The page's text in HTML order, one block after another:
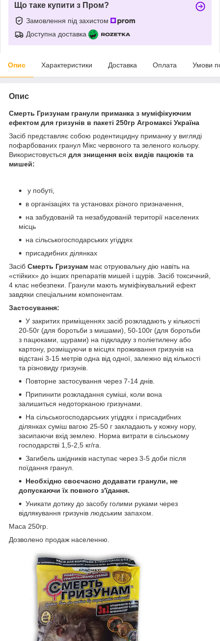
Що таке купити з Пром?
Замовлення під захистом
Доступна доставка
Опис Характеристики Доставка Оплата Умови
Опис
Смерть Гризунам гранули приманка з муміфікуючим
ефектом для гризунів в пакеті 250гр Агромаксі Україна
Засіб представляє собою родентицидну приманку у вигляді
пофарбованих гранул Мікс червоного та зеленого кольору.
Використовується для знищення всіх видів пацюків та
мишей:
у побуті,
в організаціях та установах різного призначення,
на забудованій та незабудованій території населених
місць
на сільськогосподарських угіддях
присадибних ділянках
Засіб Смерть Гризунам має отруювальну дію навіть на
«стійких» до інших препаратів мишей і щурів. Засіб токсичний,
4 клас небезпеки. Гранули мають муміфікувальний ефект
завдяки спеціальним компонентам.
Застосування:
У закритих приміщеннях засіб розкладають у кількості
20-50г (для боротьби з мишами), 50-100г (для боротьби
з пацюками, щурами) на підкладку з поліетилену або
картону, розміщуючи в місцях проживання гризунів на
відстані 3-15 метрів одна від одної, залежно від кількості
та різновиду гризунів.
Повторне застосування через 7-14 днів.
Припинити розкладання суміші, коли вона
залишиться недоторканою гризунами.
На сільськогосподарських угіддях і присадибних
ділянках суміш вагою 25-50 г закладають у кожну нору,
засипаючи вхід землею. Норма витрати в сільському
господарстві 1,5-2,5 кг/га.
Загибель шкідників наступає через 3-5 доби після
поїдання гранул.
Необхідно своєчасно додавати гранули, не
допускаючи їх повного з'їдання.
Уникати дотику до засобу голими руками через
відлякування гризунів людським запахом.
Маса 250гр.
Дозволено продаж населенню.